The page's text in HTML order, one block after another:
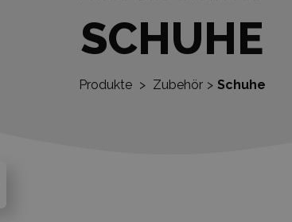
Produkte > Zubehör > Schuhe
SCHUHE